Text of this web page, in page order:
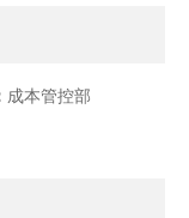
成本管控部